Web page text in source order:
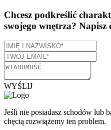
Chcesz podkreślić
swojego wnętrza? Napisz
WYŚLIJ
Jeśli nie posiadasz schodów lub
chęcią rozwiążemy ten problem.